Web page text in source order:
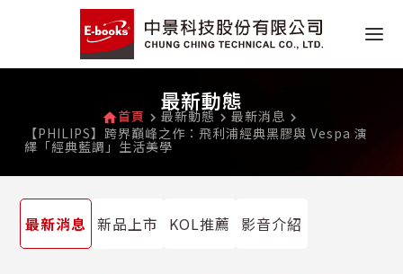
最新動態
home首頁 navigate_next 最新動態 navigate_next 最新消息 navigate_next
【PHILIPS】跨界巔峰之作：飛利浦經典黑膠與 Vespa 演
繹「經典藍調」生活美學
最新消息 新品上市 KOL推薦 影音介紹